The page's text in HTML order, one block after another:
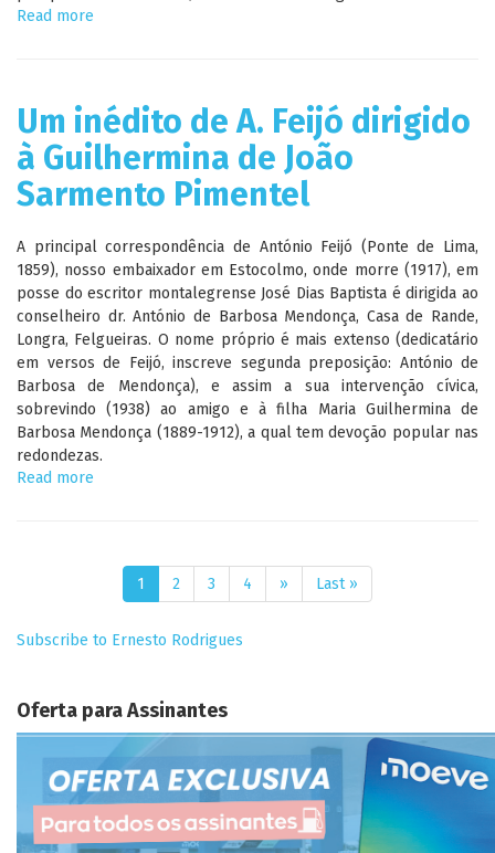
Read more
respiração
Um inédito de A. Feijó dirigido
à Guilhermina de João
Sarmento Pimentel
A principal correspondência de António Feijó (Ponte de Lima,
1859), nosso embaixador em Estocolmo, onde morre (1917), em
posse do escritor montalegrense José Dias Baptista é dirigida ao
conselheiro dr. António de Barbosa Mendonça, Casa de Rande,
Longra, Felgueiras. O nome próprio é mais extenso (dedicatário
em versos de Feijó, inscreve segunda preposição: António de
Barbosa de Mendonça), e assim a sua intervenção cívica,
sobrevindo (1938) ao amigo e à filha Maria Guilhermina de
Barbosa Mendonça (1889-1912), a qual tem devoção popular nas
redondezas.
Read more
dirigido
Guilhermina
Sarmento
Pimentel
Página
atual
1 Página
2 Página
3 Página
4
Próxima
página
››
Última
página
Last »
Subscribe to Ernesto Rodrigues
Oferta para Assinantes